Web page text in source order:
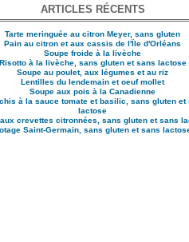
ARTICLES RÉCENTS
Tarte meringuée au citron Meyer, sans gluten
Pain au citron et aux cassis de l'Ïle d'Orléans
Soupe froide à la livèche
Risotto à la livèche, sans gluten et sans lactose
Soupe au poulet, aux légumes et au riz
Lentilles du lendemain et oeuf mollet
Soupe aux pois à la Canadienne
à la sauce tomate et basilic, sans gluten et
lactose
crevettes citronnées, sans gluten et sans
Saint-Germain, sans gluten et sans